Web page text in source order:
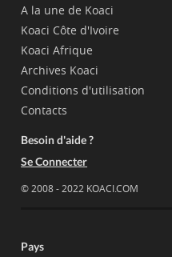
A la une de Koaci
Koaci Côte d'Ivoire
Koaci Afrique
Archives Koaci
Conditions d'utilisation
Contacts
Besoin d'aide ?
Se Connecter
© 2008 - 2022 KOACI.COM
Pays